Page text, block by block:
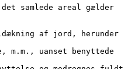
samlede areal gælder